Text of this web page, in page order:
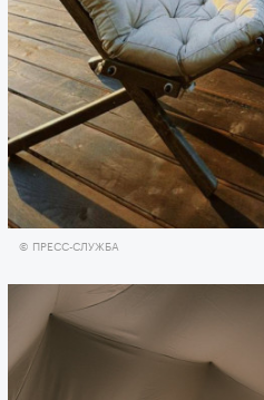
© ПРЕСС-СЛУЖБА